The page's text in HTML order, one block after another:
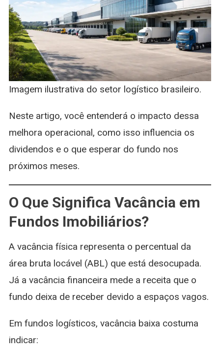
Imagem ilustrativa do setor logístico brasileiro.
Neste artigo, você entenderá o impacto dessa
melhora operacional, como isso influencia os
dividendos e o que esperar do fundo nos
próximos meses.
O Que Significa Vacância em
Fundos Imobiliários?
A vacância física representa o percentual da
área bruta locável (ABL) que está desocupada.
Já a vacância financeira mede a receita que o
fundo deixa de receber devido a espaços vagos.
Em fundos logísticos, vacância baixa costuma
indicar: